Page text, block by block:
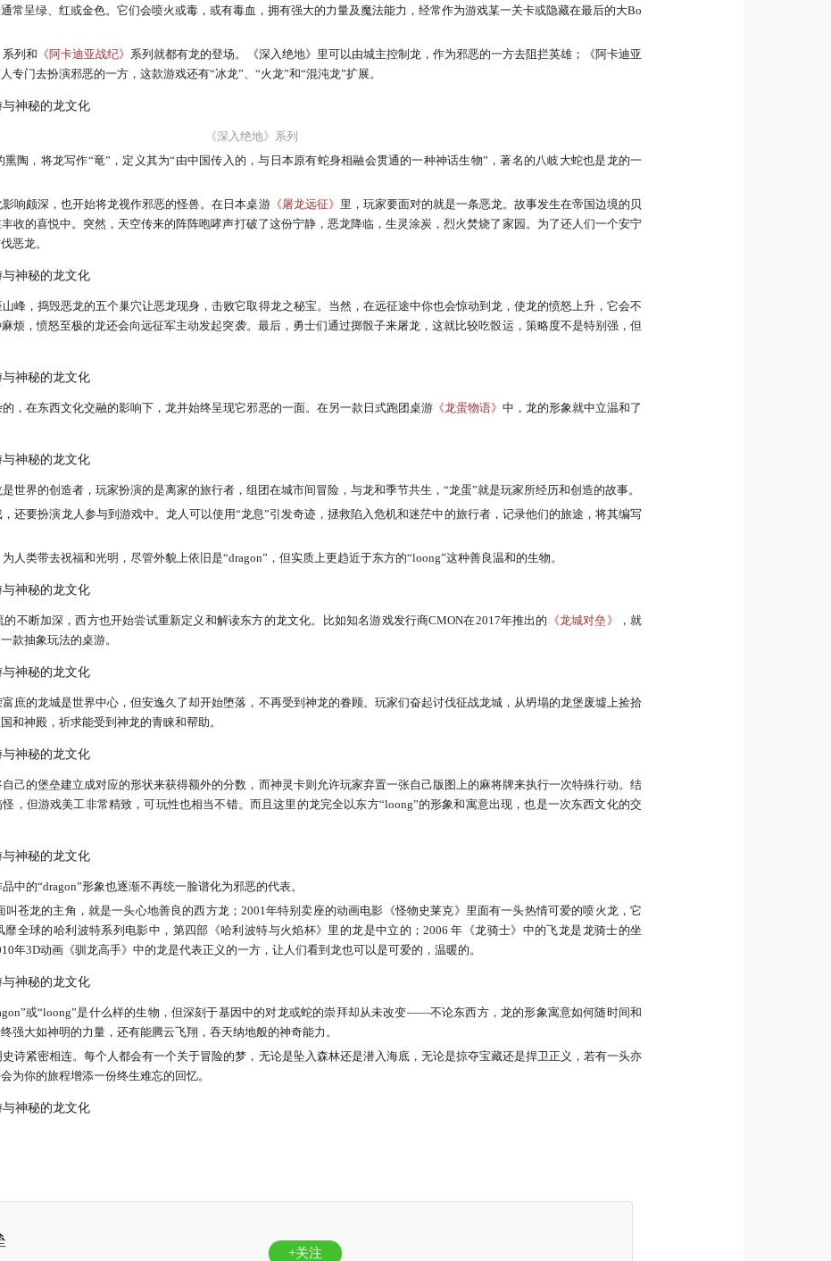
常呈绿、红或金色。它们会喷火或毒，或有毒血，拥有强大的力量及魔法能力，经常作为游戏某一关卡或隐藏在最后的大Bo
系列和 《阿卡迪亚战纪》 系列就都有龙的登场。《深入绝地》里可以由城主控制龙，作为邪恶的一方去阻拦英雄；《阿卡迪亚
专门去扮演邪恶的一方，这款游戏还有“冰龙”、“火龙”和“混沌龙”扩展。
《深入绝地》系列
熏陶，将龙写作“竜”，定义其为“由中国传入的，与日本原有蛇身相融会贯通的一种神话生物”，著名的八岐大蛇也是龙的一
响颇深，也开始将龙视作邪恶的怪兽。在日本桌游《屠龙远征》 里，玩家要面对的就是一条恶龙。故事发生在帝国边境的贝
收的喜悦中。突然，天空传来的阵阵咆哮声打破了这份宁静，恶龙降临，生灵涂炭，烈火焚烧了家园。为了还人们一个安宁
恶龙。
峰，捣毁恶龙的五个巢穴让恶龙现身，击败它取得龙之秘宝。当然，在远征途中你也会惊动到龙，使龙的愤怒上升，它会不
烦，愤怒至极的龙还会向远征军主动发起突袭。最后，勇士们通过掷骰子来屠龙，这就比较吃骰运，策略度不是特别强，但
，在东西文化交融的影响下，龙并始终呈现它邪恶的一面。在另一款日式跑团桌游《龙蛋物语》 中，龙的形象就中立温和了
世界的创造者，玩家扮演的是离家的旅行者，组团在城市间冒险，与龙和季节共生，“龙蛋”就是玩家所经历和创造的故事。
还要扮演龙人参与到游戏中。龙人可以使用“龙息”引发奇迹，拯救陷入危机和迷茫中的旅行者，记录他们的旅途，将其编写
人类带去祝福和光明，尽管外貌上依旧是“dragon”，但实质上更趋近于东方的“loong”这种善良温和的生物。
不断加深，西方也开始尝试重新定义和解读东方的龙文化。比如知名游戏发行商CMON在2017年推出的 《龙城对垒》
，就
款抽象玩法的桌游。
庶的龙城是世界中心，但安逸久了却开始堕落，不再受到神龙的眷顾。玩家们奋起讨伐征战龙城，从坍塌的龙堡废墟上捡拾
和神殿，祈求能受到神龙的青睐和帮助。
己的堡垒建立成对应的形状来获得额外的分数，而神灵卡则允许玩家弃置一张自己版图上的麻将牌来执行一次特殊行动。结
，但游戏美工非常精致，可玩性也相当不错。而且这里的龙完全以东方“loong”的形象和寓意出现，也是一次东西文化的交
中的“dragon”形象也逐渐不再统一脸谱化为邪恶的代表。
叫苍龙的主角，就是一头心地善良的西方龙；2001年特别卖座的动画电影《怪物史莱克》里面有一头热情可爱的喷火龙，它
全球的哈利波特系列电影中，第四部《哈利波特与火焰杯》里的龙是中立的；2006 年《龙骑士》中的飞龙是龙骑士的坐
年3D动画《驯龙高手》中的龙是代表正义的一方，让人们看到龙也可以是可爱的，温暖的。
或“loong”是什么样的生物，但深刻于基因中的对龙或蛇的崇拜却从未改变——不论东西方，龙的形象寓意如何随时间和
强大如神明的力量，还有能腾云飞翔，吞天纳地般的神奇能力。
诗紧密相连。每个人都会有一个关于冒险的梦，无论是坠入森林还是潜入海底，无论是掠夺宝藏还是捍卫正义，若有一头亦
为你的旅程增添一份终生难忘的回忆。
+关注